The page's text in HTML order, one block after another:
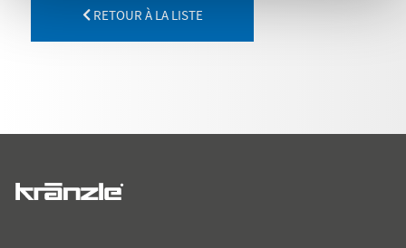
RETOUR À LA LISTE